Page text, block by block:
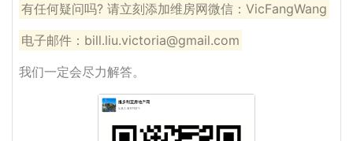
有任何疑问吗? 请立刻添加维房网微信：VicFangWang
电子邮件：bill.liu.victoria@gmail.com
我们一定会尽力解答。